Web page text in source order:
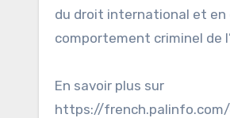
du droit international et en
comportement criminel de
En savoir plus sur
https://french.palinfo.com/